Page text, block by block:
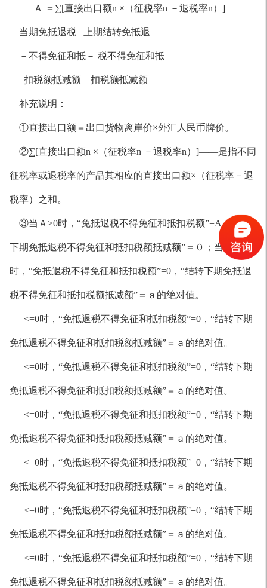
Ａ ＝∑[直接出口额n ×（征税率n －退税率n）]
当期免抵退税 上期结转免抵退
－不得免征和抵－ 税不得免征和抵
扣税额抵减额 扣税额抵减额
补充说明：
①直接出口额＝出口货物离岸价×外汇人民币牌价。
②∑[直接出口额n ×（征税率n －退税率n）]——是指不同
征税率或退税率的产品其相应的直接出口额×（征税率－退
税率）之和。
③当Ａ>0时，“免抵退税不得免征和抵扣税额”=A，“结转
下期免抵退税不得免征和抵扣税额抵减额”＝０；当Ａ<=0
时，“免抵退税不得免征和抵扣税额”=0，“结转下期免抵退
税不得免征和抵扣税额抵减额”＝ａ的绝对值。
<=0时，“免抵退税不得免征和抵扣税额”=0，“结转下期
免抵退税不得免征和抵扣税额抵减额”＝ａ的绝对值。
<=0时，“免抵退税不得免征和抵扣税额”=0，“结转下期
免抵退税不得免征和抵扣税额抵减额”＝ａ的绝对值。
<=0时，“免抵退税不得免征和抵扣税额”=0，“结转下期
免抵退税不得免征和抵扣税额抵减额”＝ａ的绝对值。
<=0时，“免抵退税不得免征和抵扣税额”=0，“结转下期
免抵退税不得免征和抵扣税额抵减额”＝ａ的绝对值。
<=0时，“免抵退税不得免征和抵扣税额”=0，“结转下期
免抵退税不得免征和抵扣税额抵减额”＝ａ的绝对值。
<=0时，“免抵退税不得免征和抵扣税额”=0，“结转下期
免抵退税不得免征和抵扣税额抵减额”＝ａ的绝对值。